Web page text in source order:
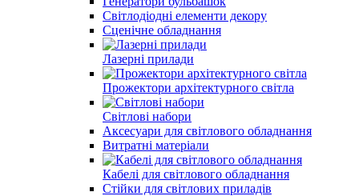
Світлодіодні елементи декору
Сценічне обладнання
Лазерні прилади
Прожектори архітектурного світла
Світлові набори
Аксесуари для світлового обладнання
Витратні матеріали
Кабелі для світлового обладнання
Стійки для світлових приладів